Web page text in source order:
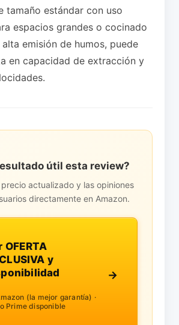
tamaño estándar con uso
espacios grandes o cocinado
emisión de humos, puede
en capacidad de extracción y
útil esta review?
actualizado y las opiniones
directamente en Amazon.
OFERTA
y
(la mejor garantía) ·
Prime disponible
→